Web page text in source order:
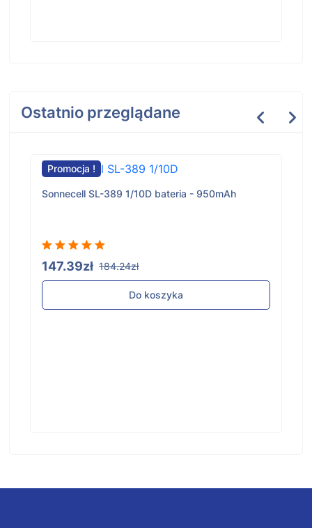
Ostatnio przeglądane
Promocja !
Sonnecell SL-389 1/10D bateria - 950mAh
147.39zł 184.24zł
Do koszyka